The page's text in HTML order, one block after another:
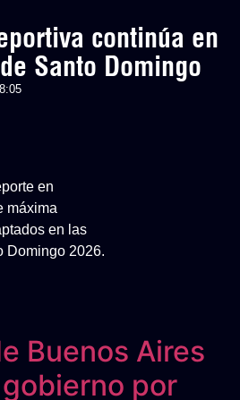
continúa en
Santo Domingo
en
máxima
en las
Domingo 2026.
Buenos Aires
por